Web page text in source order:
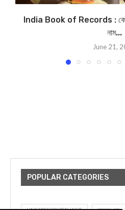
India Book of Records :
নাম...
June 21,
POPULAR CATEGORIES